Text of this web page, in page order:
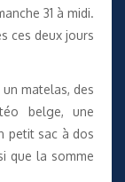
31 à midi.
ces deux jours
matelas, des
belge, une
petit sac à dos
que la somme